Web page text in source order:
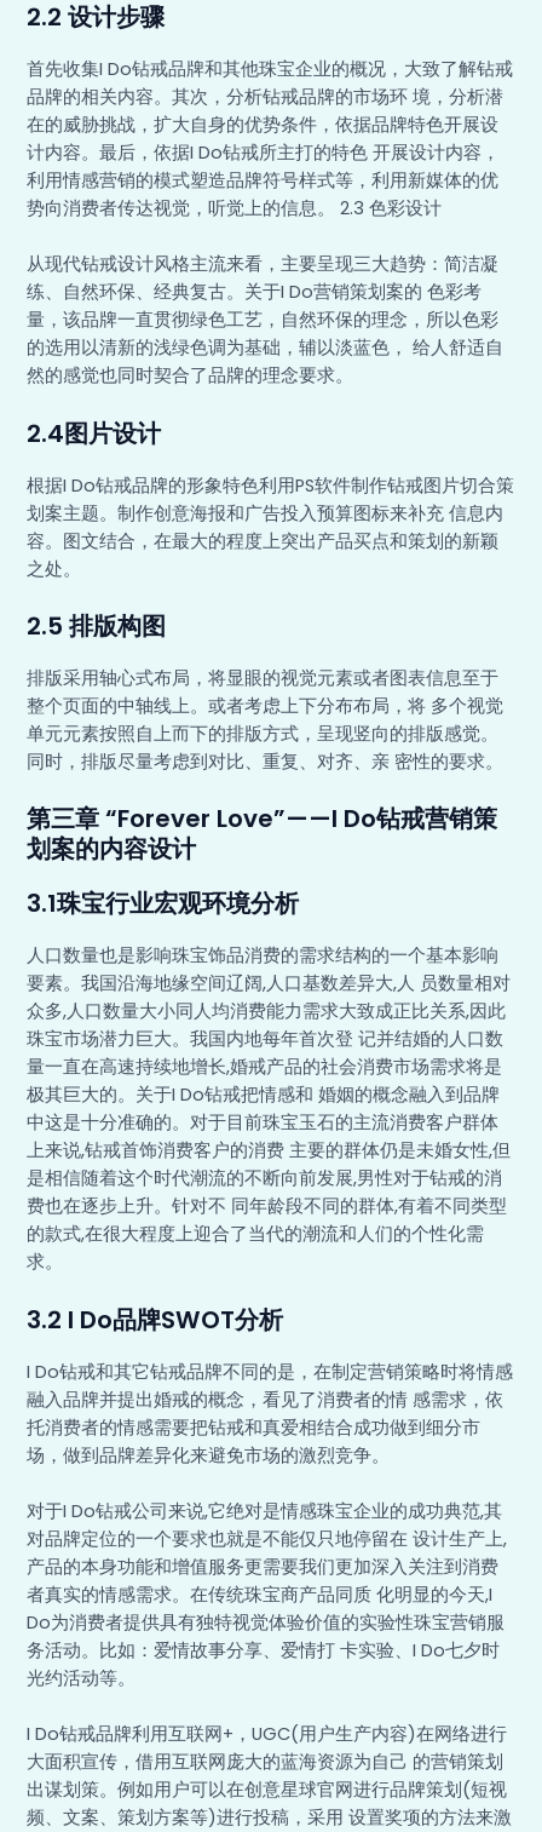
2.2 设计步骤
首先收集I Do钻戒品牌和其他珠宝企业的概况，大致了解钻戒
品牌的相关内容。其次，分析钻戒品牌的市场环 境，分析潜
在的威胁挑战，扩大自身的优势条件，依据品牌特色开展设
计内容。最后，依据I Do钻戒所主打的特色 开展设计内容，
利用情感营销的模式塑造品牌符号样式等，利用新媒体的优
势向消费者传达视觉，听觉上的信息。 2.3 色彩设计
从现代钻戒设计风格主流来看，主要呈现三大趋势：简洁凝
练、自然环保、经典复古。关于I Do营销策划案的 色彩考
量，该品牌一直贯彻绿色工艺，自然环保的理念，所以色彩
的选用以清新的浅绿色调为基础，辅以淡蓝色， 给人舒适自
然的感觉也同时契合了品牌的理念要求。
2.4图片设计
根据I Do钻戒品牌的形象特色利用PS软件制作钻戒图片切合策
划案主题。制作创意海报和广告投入预算图标来补充 信息内
容。图文结合，在最大的程度上突出产品买点和策划的新颖
之处。
2.5 排版构图
排版采用轴心式布局，将显眼的视觉元素或者图表信息至于
整个页面的中轴线上。或者考虑上下分布布局，将 多个视觉
单元元素按照自上而下的排版方式，呈现竖向的排版感觉。
同时，排版尽量考虑到对比、重复、对齐、亲 密性的要求。
第三章 “Forever Love”——I Do钻戒营销策
划案的内容设计
3.1珠宝行业宏观环境分析
人口数量也是影响珠宝饰品消费的需求结构的一个基本影响
要素。我国沿海地缘空间辽阔,人口基数差异大,人 员数量相对
众多,人口数量大小同人均消费能力需求大致成正比关系,因此
珠宝市场潜力巨大。我国内地每年首次登 记并结婚的人口数
量一直在高速持续地增长,婚戒产品的社会消费市场需求将是
极其巨大的。关于I Do钻戒把情感和 婚姻的概念融入到品牌
中这是十分准确的。对于目前珠宝玉石的主流消费客户群体
上来说,钻戒首饰消费客户的消费 主要的群体仍是未婚女性,但
是相信随着这个时代潮流的不断向前发展,男性对于钻戒的消
费也在逐步上升。针对不 同年龄段不同的群体,有着不同类型
的款式,在很大程度上迎合了当代的潮流和人们的个性化需
求。
3.2 I Do品牌SWOT分析
I Do钻戒和其它钻戒品牌不同的是，在制定营销策略时将情感
融入品牌并提出婚戒的概念，看见了消费者的情 感需求，依
托消费者的情感需要把钻戒和真爱相结合成功做到细分市
场，做到品牌差异化来避免市场的激烈竞争。
对于I Do钻戒公司来说,它绝对是情感珠宝企业的成功典范,其
对品牌定位的一个要求也就是不能仅只地停留在 设计生产上,
产品的本身功能和增值服务更需要我们更加深入关注到消费
者真实的情感需求。在传统珠宝商产品同质 化明显的今天,I
Do为消费者提供具有独特视觉体验价值的实验性珠宝营销服
务活动。比如：爱情故事分享、爱情打 卡实验、I Do七夕时
光约活动等。
I Do钻戒品牌利用互联网+，UGC(用户生产内容)在网络进行
大面积宣传，借用互联网庞大的蓝海资源为自己 的营销策划
出谋划策。例如用户可以在创意星球官网进行品牌策划(短视
频、文案、策划方案等)进行投稿，采用 设置奖项的方法来激